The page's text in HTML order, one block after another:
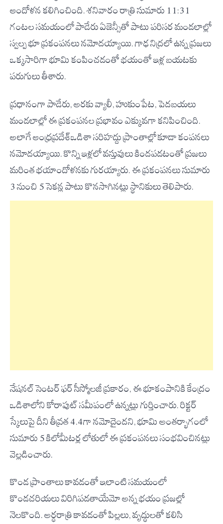
ఆందోళన కలిగించింది. శనివారం రాత్రి సుమారు 11:31
గంటల సమయంలో పాడేరు ఏజెన్సీతో పాటు పరిసర మండలాల్లో
స్వల్ప భూ ప్రకంపనలు నమోదయ్యాయి. గాఢ నిద్రలో ఉన్న ప్రజలు
ఒక్కసారిగా భూమి కంపించడంతో భయంతో ఇళ్ల బయటకు
పరుగులు తీశారు.
ప్రధానంగా పాడేరు, అరకు వ్యాలీ, హుకుంపేట, పెదబయలు
మండలాల్లో ఈ ప్రకంపనల ప్రభావం ఎక్కువగా కనిపించింది.
అలాగే ఆంధ్రప్రదేశ్-ఒడిశా సరిహద్దు ప్రాంతాల్లో కూడా కంపనలు
నమోదయ్యాయి. కొన్ని ఇళ్లలో వస్తువులు కిందపడటంతో ప్రజలు
మరింత భయాందోళనకు గురయ్యారు. ఈ ప్రకంపనలు సుమారు
3 నుంచి 5 సెకన్ల పాటు కొనసాగినట్లు స్థానికులు తెలిపారు.
నేషనల్ సెంటర్ ఫర్ సీస్మోలజీ ప్రకారం, ఈ భూకంపానికి కేంద్రం
ఒడిశాలోని కోరాపుట్ సమీపంలో ఉన్నట్లు గుర్తించారు. రిక్టర్
స్కేలుపై దీని తీవ్రత 4.4గా నమోదైందని, భూమి అంతర్భాగంలో
సుమారు 5 కిలోమీటర్ల లోతులో ఈ ప్రకంపనలు సంభవించినట్లు
వెల్లడించారు.
కొండ ప్రాంతాలు కావడంతో ఇలాంటి సమయంలో
కొండచరియలు విరిగిపడతాయేమో అన్న భయం ప్రజల్లో
నెలకొంది. అర్ధరాత్రి కావడంతో పిల్లలు, వృద్ధులతో కలిసి